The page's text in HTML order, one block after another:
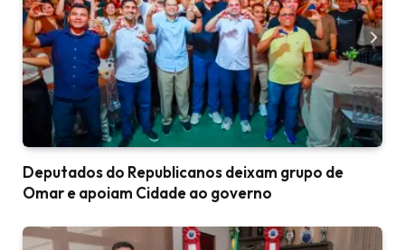
Deputados do Republicanos deixam grupo de
Omar e apoiam Cidade ao governo